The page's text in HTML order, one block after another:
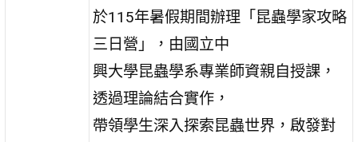
於115年暑假期間辦理「昆蟲學家攻略
三日營」，由國立中
興大學昆蟲學系專業師資親自授課，
透過理論結合實作，
帶領學生深入探索昆蟲世界，啟發對